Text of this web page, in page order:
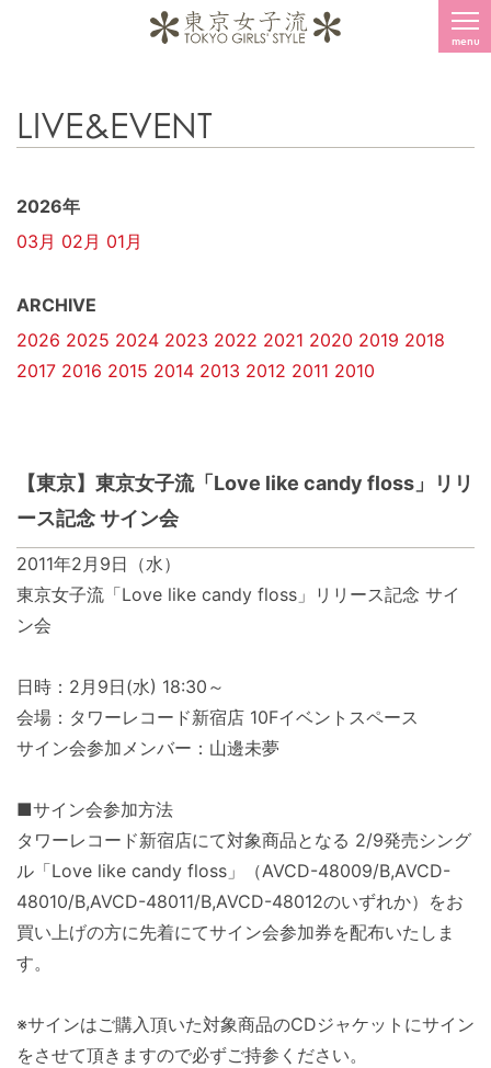
menu
LIVE&EVENT
2026年
03月 02月 01月
ARCHIVE
2026 2025 2024 2023 2022 2021 2020 2019 2018
2017 2016 2015 2014 2013 2012 2011 2010
【東京】東京女子流「Love like candy floss」リリ
ース記念 サイン会
2011年2月9日（水）
東京女子流「Love like candy floss」リリース記念 サイ
ン会
日時：2月9日(水) 18:30～
会場：タワーレコード新宿店 10Fイベントスペース
サイン会参加メンバー：山邊未夢
■サイン会参加方法
タワーレコード新宿店にて対象商品となる 2/9発売シング
ル「Love like candy floss」（AVCD-48009/B,AVCD-
48010/B,AVCD-48011/B,AVCD-48012のいずれか）をお
買い上げの方に先着にてサイン会参加券を配布いたしま
す。
※サインはご購入頂いた対象商品のCDジャケットにサイン
をさせて頂きますので必ずご持参ください。